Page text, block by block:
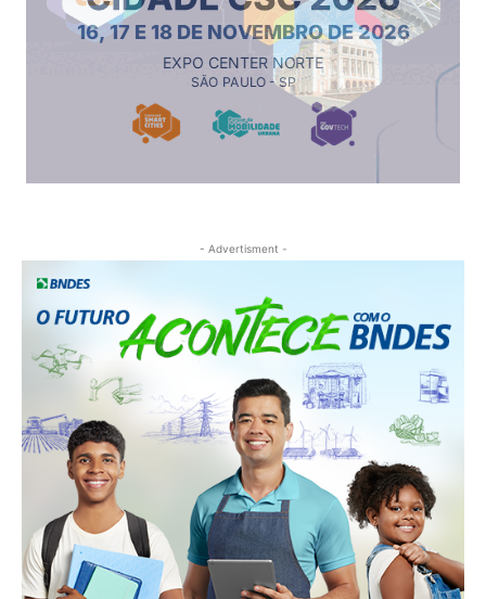
- Advertisment -